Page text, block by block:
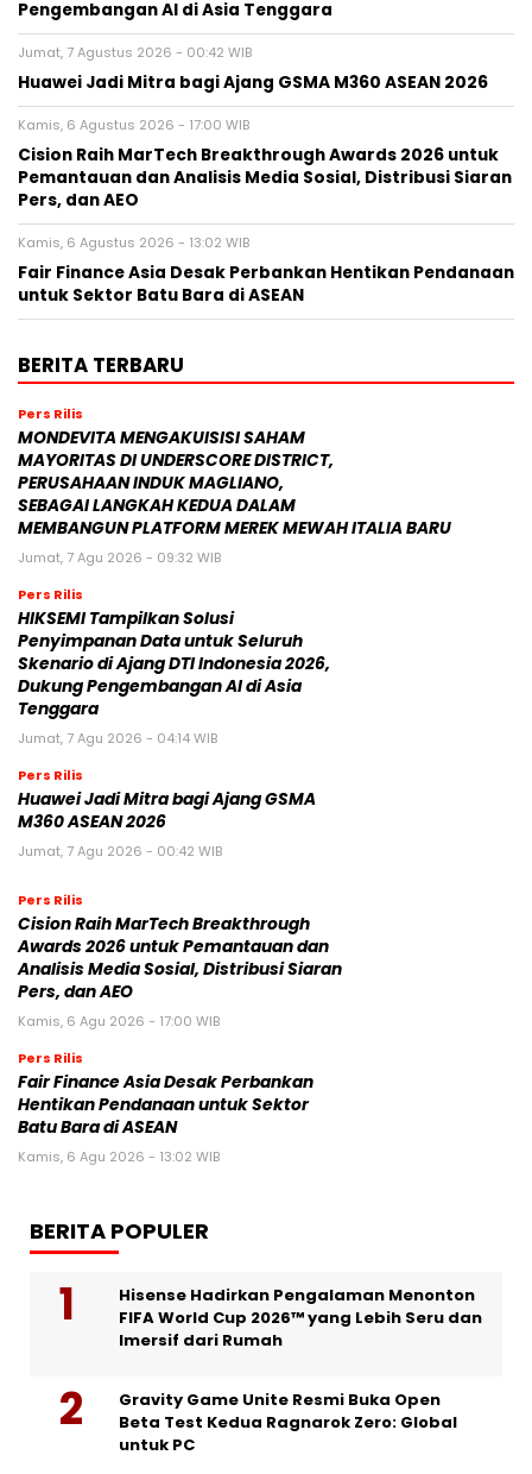
Pengembangan AI di Asia Tenggara
Jumat, 7 Agustus 2026 - 00:42 WIB
Huawei Jadi Mitra bagi Ajang GSMA M360 ASEAN 2026
Kamis, 6 Agustus 2026 - 17:00 WIB
Cision Raih MarTech Breakthrough Awards 2026 untuk
Pemantauan dan Analisis Media Sosial, Distribusi Siaran
Pers, dan AEO
Kamis, 6 Agustus 2026 - 13:02 WIB
Fair Finance Asia Desak Perbankan Hentikan Pendanaan
untuk Sektor Batu Bara di ASEAN
BERITA TERBARU
Pers Rilis
MONDEVITA MENGAKUISISI SAHAM
MAYORITAS DI UNDERSCORE DISTRICT,
PERUSAHAAN INDUK MAGLIANO,
SEBAGAI LANGKAH KEDUA DALAM
MEMBANGUN PLATFORM MEREK MEWAH ITALIA BARU
Jumat, 7 Agu 2026 - 09:32 WIB
Pers Rilis
HIKSEMI Tampilkan Solusi
Penyimpanan Data untuk Seluruh
Skenario di Ajang DTI Indonesia 2026,
Dukung Pengembangan AI di Asia
Tenggara
Jumat, 7 Agu 2026 - 04:14 WIB
Pers Rilis
Huawei Jadi Mitra bagi Ajang GSMA
M360 ASEAN 2026
Jumat, 7 Agu 2026 - 00:42 WIB
Pers Rilis
Cision Raih MarTech Breakthrough
Awards 2026 untuk Pemantauan dan
Analisis Media Sosial, Distribusi Siaran
Pers, dan AEO
Kamis, 6 Agu 2026 - 17:00 WIB
Pers Rilis
Fair Finance Asia Desak Perbankan
Hentikan Pendanaan untuk Sektor
Batu Bara di ASEAN
Kamis, 6 Agu 2026 - 13:02 WIB
BERITA POPULER
Hisense Hadirkan Pengalaman Menonton
FIFA World Cup 2026™ yang Lebih Seru dan
Imersif dari Rumah
Gravity Game Unite Resmi Buka Open
Beta Test Kedua Ragnarok Zero: Global
untuk PC